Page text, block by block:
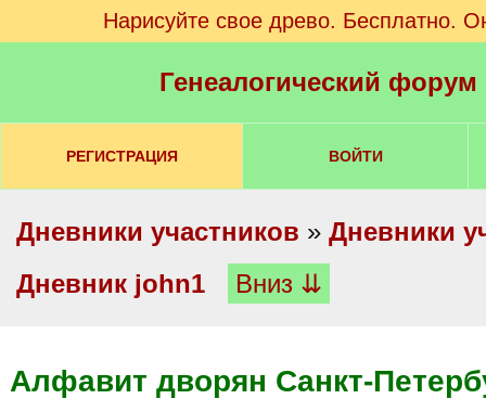
Нарисуйте свое древо. Бесплатно.
Генеалогический
РЕГИСТРАЦИЯ ВОЙТИ
Дневники участников » Дневники
Дневник john1
Вниз ⇊
Алфавит дворян Санкт-